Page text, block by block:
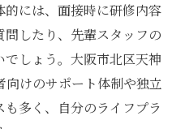
には、面接時に研修内容
したり、先輩スタッフの
しょう。大阪市北区天神
けのサポート体制や独立
多く、自分のライフプラ